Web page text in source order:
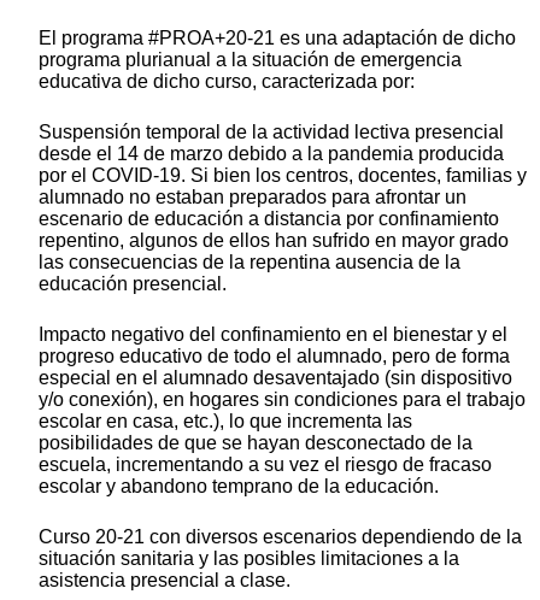
El programa #PROA+20-21 es una adaptación de dicho
programa plurianual a la situación de emergencia
educativa de dicho curso, caracterizada por:
Suspensión temporal de la actividad lectiva presencial
desde el 14 de marzo debido a la pandemia producida
por el COVID-19. Si bien los centros, docentes, familias y
alumnado no estaban preparados para afrontar un
escenario de educación a distancia por confinamiento
repentino, algunos de ellos han sufrido en mayor grado
las consecuencias de la repentina ausencia de la
educación presencial.
Impacto negativo del confinamiento en el bienestar y el
progreso educativo de todo el alumnado, pero de forma
especial en el alumnado desaventajado (sin dispositivo
y/o conexión), en hogares sin condiciones para el trabajo
escolar en casa, etc.), lo que incrementa las
posibilidades de que se hayan desconectado de la
escuela, incrementando a su vez el riesgo de fracaso
escolar y abandono temprano de la educación.
Curso 20-21 con diversos escenarios dependiendo de la
situación sanitaria y las posibles limitaciones a la
asistencia presencial a clase.